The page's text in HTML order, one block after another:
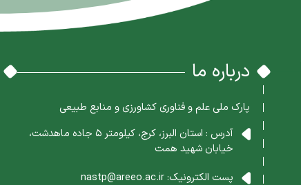
درباره ما
پارک ملی علم و فناوری کشاورزی و منابع طبیعی
آدرس : استان البرز، کرج، کیلومتر 5 جاده ماهدشت،
خیابان شهید همت
پست الکترونیک:nastp@areeo.ac.ir